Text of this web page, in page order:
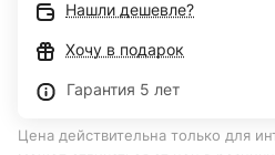
Нашли дешевле?
Хочу в подарок
Гарантия 5 лет
Цена действительна только для